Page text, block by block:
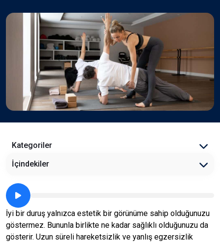
İçindekiler
Kategoriler
İyi bir duruş yalnızca estetik bir görünüme sahip olduğunuzu
göstermez. Bununla birlikte ne kadar sağlıklı olduğunuzu da
gösterir. Uzun süreli hareketsizlik ve yanlış egzersizlik